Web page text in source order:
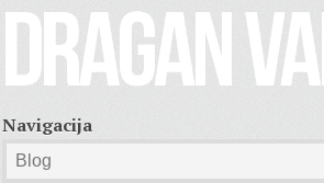
Navigacija